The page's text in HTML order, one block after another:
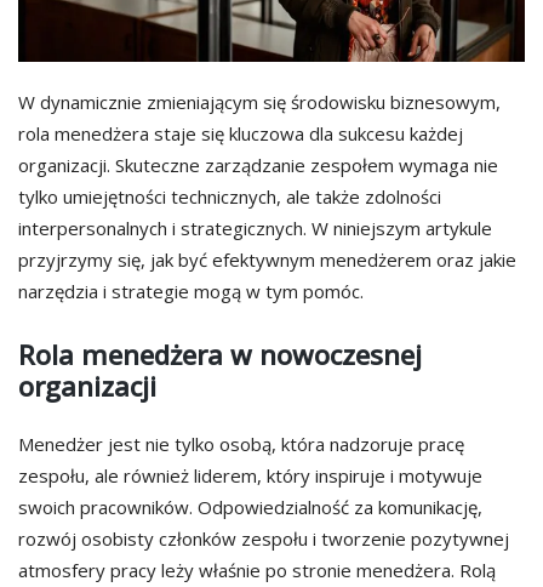
W dynamicznie zmieniającym się środowisku biznesowym,
rola menedżera staje się kluczowa dla sukcesu każdej
organizacji. Skuteczne zarządzanie zespołem wymaga nie
tylko umiejętności technicznych, ale także zdolności
interpersonalnych i strategicznych. W niniejszym artykule
przyjrzymy się, jak być efektywnym menedżerem oraz jakie
narzędzia i strategie mogą w tym pomóc.
Rola menedżera w nowoczesnej
organizacji
Menedżer jest nie tylko osobą, która nadzoruje pracę
zespołu, ale również liderem, który inspiruje i motywuje
swoich pracowników. Odpowiedzialność za komunikację,
rozwój osobisty członków zespołu i tworzenie pozytywnej
atmosfery pracy leży właśnie po stronie menedżera. Rolą